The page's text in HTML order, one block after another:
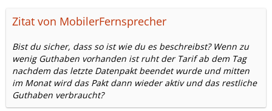
Zitat von MobilerFernsprecher
Bist du sicher, dass so ist wie du es beschreibst? Wenn zu
wenig Guthaben vorhanden ist ruht der Tarif ab dem Tag
nachdem das letzte Datenpakt beendet wurde und mitten
im Monat wird das Pakt dann wieder aktiv und das restliche
Guthaben verbraucht?